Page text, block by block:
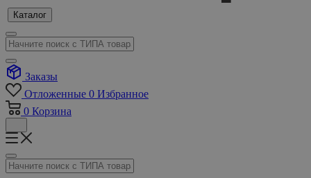
Каталог
Заказы
Отложенные 0 Избранное
0 Корзина